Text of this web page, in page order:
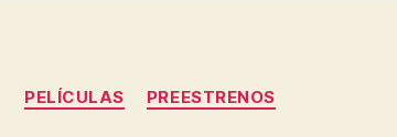
Categorías
PELÍCULAS PREESTRENOS